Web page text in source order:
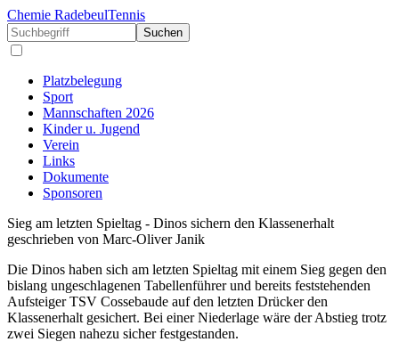
Chemie RadebeulTennis
Suchen
Platzbelegung
Sport
Mannschaften 2026
Kinder u. Jugend
Verein
Links
Dokumente
Sponsoren
Sieg am letzten Spieltag - Dinos sichern den Klassenerhalt
geschrieben von Marc-Oliver Janik
Die Dinos haben sich am letzten Spieltag mit einem Sieg gegen den
bislang ungeschlagenen Tabellenführer und bereits feststehenden
Aufsteiger TSV Cossebaude auf den letzten Drücker den
Klassenerhalt gesichert. Bei einer Niederlage wäre der Abstieg trotz
zwei Siegen nahezu sicher festgestanden.